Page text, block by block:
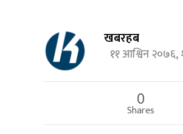
खबरहब
११ आश्विन २०७६,
0
Shares